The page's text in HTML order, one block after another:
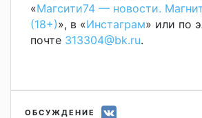
«Магсити74 — новости.
(18+)», в «Инстаграм» или по
почте 313304@bk.ru.
ОБСУЖДЕНИЕ